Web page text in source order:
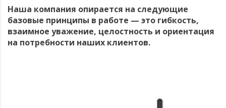
Наша компания опирается на следующие
базовые принципы в работе — это гибкость,
взаимное уважение, целостность и ориентация
на потребности наших клиентов.